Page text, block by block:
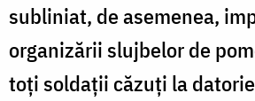
subliniat, de asemenea,
organizării slujbelor de
toți soldații căzuți la